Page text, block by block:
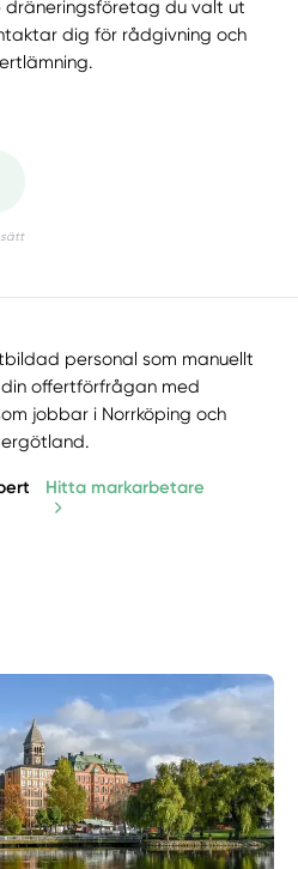
dräneringsföretag du valt ut
dig för rådgivning och
personal som manuellt
offertförfrågan med
jobbar i Norrköping och
Hitta markarbetare